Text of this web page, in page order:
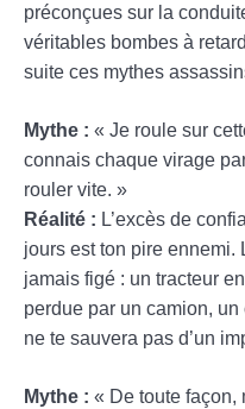
préconçues sur la
véritables bombes à
suite ces mythes
Mythe : « Je roule sur
connais chaque virage
rouler vite. »
Réalité : L’excès de
jours est ton pire ennemi.
jamais figé : un tracteur
perdue par un camion,
ne te sauvera pas d’un
Mythe : « De toute façon,